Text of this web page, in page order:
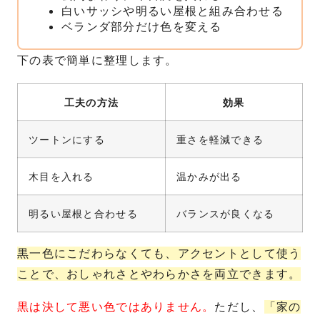
白いサッシや明るい屋根と組み合わせる
ベランダ部分だけ色を変える
下の表で簡単に整理します。
工夫の方法 効果
ツートンにする 重さを軽減できる
木目を入れる 温かみが出る
明るい屋根と合わせる バランスが良くなる
黒一色にこだわらなくても、アクセントとして使う
ことで、おしゃれさとやわらかさを両立できます。
黒は決して悪い色ではありません。 ただし、
「家の